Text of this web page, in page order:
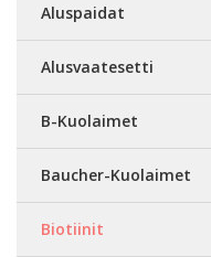
Aluspaidat
Alusvaatesetti
B-Kuolaimet
Baucher-Kuolaimet
Biotiinit